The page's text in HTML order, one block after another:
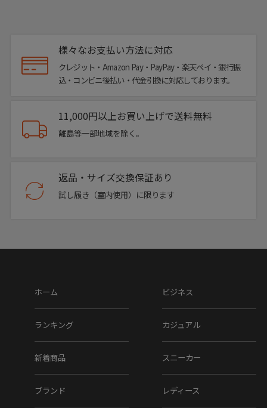
様々なお支払い方法に対応
クレジット・Amazon Pay・PayPay・楽天ペイ・銀行振
込・コンビニ後払い・代金引換に対応しております。
11,000円以上お買い上げで送料無料
離島等一部地域を除く。
返品・サイズ交換保証あり
試し履き（室内使用）に限ります
ホーム
ランキング
新着商品
ブランド
ビジネス
カジュアル
スニーカー
レディース